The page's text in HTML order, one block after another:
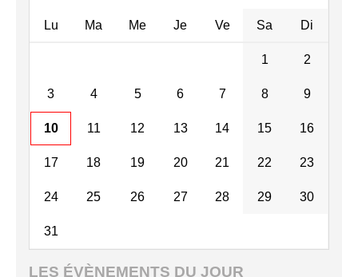
Lu Ma Me Je Ve Sa Di
1 2
3 4 5 6 7 8 9
10 11 12 13 14 15 16
17 18 19 20 21 22 23
24 25 26 27 28 29 30
31
LES ÉVÈNEMENTS DU JOUR